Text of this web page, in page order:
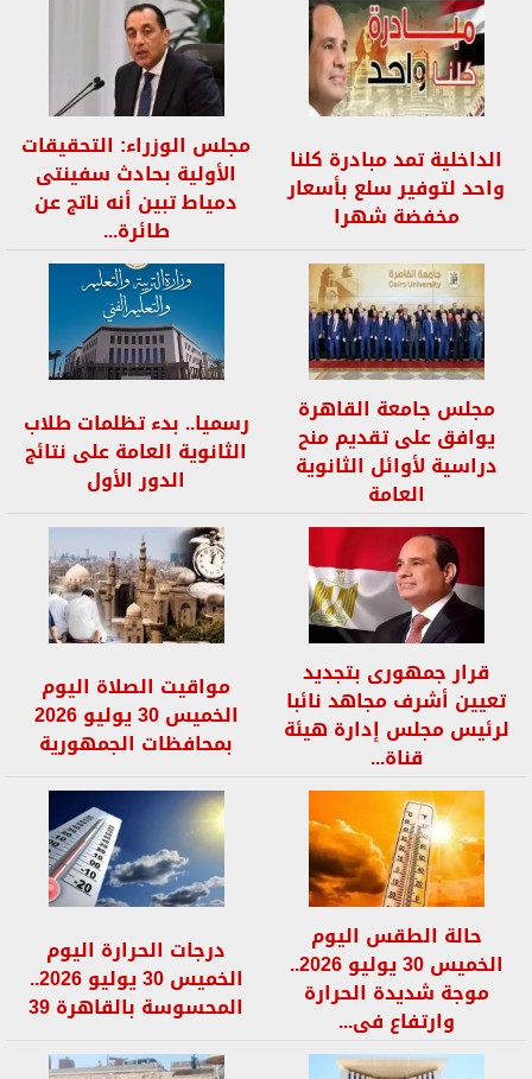
الداخلية تمد مبادرة كلنا
واحد لتوفير سلع بأسعار
مخفضة شهرا
مجلس الوزراء: التحقيقات
الأولية بحادث سفينتى
دمياط تبين أنه ناتج عن
طائرة...
مجلس جامعة القاهرة
يوافق على تقديم منح
دراسية لأوائل الثانوية
العامة
رسميا.. بدء تظلمات طلاب
الثانوية العامة على نتائج
الدور الأول
قرار جمهورى بتجديد
تعيين أشرف مجاهد نائبا
لرئيس مجلس إدارة هيئة
قناة...
مواقيت الصلاة اليوم
الخميس 30 يوليو 2026
بمحافظات الجمهورية
حالة الطقس اليوم
الخميس 30 يوليو 2026..
موجة شديدة الحرارة
وارتفاع فى...
درجات الحرارة اليوم
الخميس 30 يوليو 2026..
المحسوسة بالقاهرة 39